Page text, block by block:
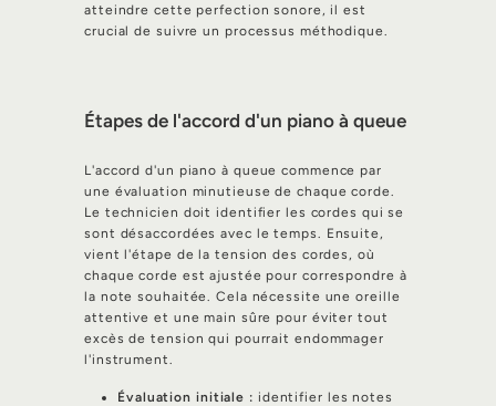
atteindre cette perfection sonore, il est
crucial de suivre un processus méthodique.
Étapes de l'accord d'un piano à queue
L'accord d'un piano à queue commence par
une évaluation minutieuse de chaque corde.
Le technicien doit identifier les cordes qui se
sont désaccordées avec le temps. Ensuite,
vient l'étape de la tension des cordes, où
chaque corde est ajustée pour correspondre à
la note souhaitée. Cela nécessite une oreille
attentive et une main sûre pour éviter tout
excès de tension qui pourrait endommager
l'instrument.
Évaluation initiale : identifier les notes